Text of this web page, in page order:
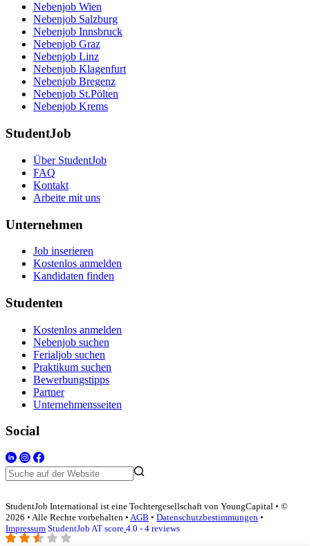
Nebenjob Wien
Nebenjob Salzburg
Nebenjob Innsbruck
Nebenjob Graz
Nebenjob Linz
Nebenjob Klagenfurt
Nebenjob Bregenz
Nebenjob St.Pölten
Nebenjob Krems
StudentJob
Über StudentJob
FAQ
Kontakt
Arbeite mit uns
Unternehmen
Job inserieren
Kostenlos anmelden
Kandidaten finden
Studenten
Kostenlos anmelden
Nebenjob suchen
Ferialjob suchen
Praktikum suchen
Bewerbungstipps
Partner
Unternehmensseiten
Social
StudentJob International ist eine Tochtergesellschaft von YoungCapital • ©
2026 • Alle Rechte vorbehalten • AGB • Datenschutzbestimmungen •
Impressum StudentJob AT score 4.0 - 4 reviews